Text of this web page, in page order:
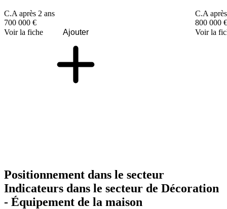
C.A après 2 ans
700 000 €
Voir la fiche
Ajouter
C.A
800 000 €
Voir la
Positionnement dans le secteur
Indicateurs dans le secteur de Décoration
- Équipement de la maison